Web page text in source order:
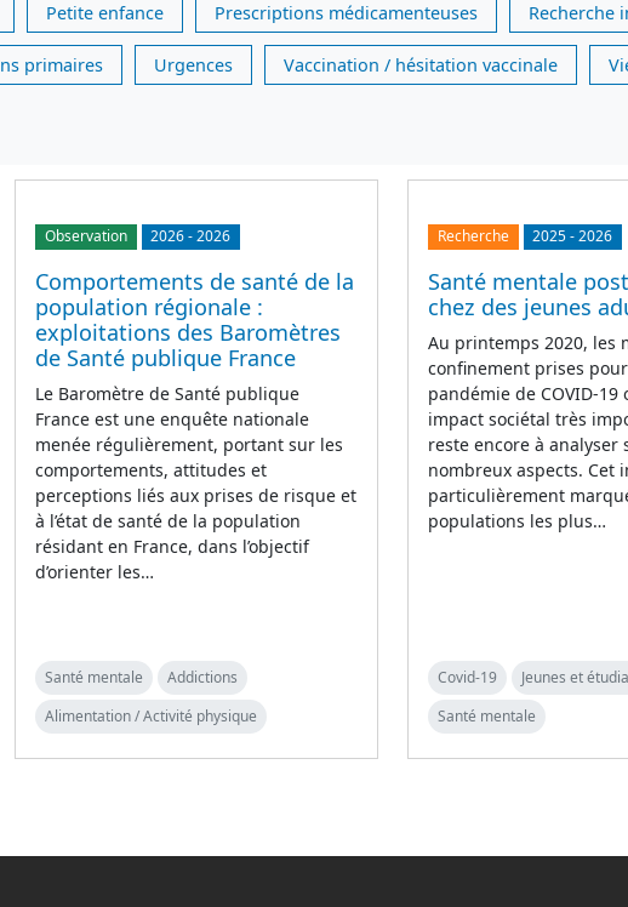
Petite enfance Prescriptions médicamenteuses Recherche
primaires Urgences Vaccination / hésitation vaccinale
Observation 2026-2026
Comportements de santé de la
population régionale :
exploitations des Baromètres
de Santé publique France
Le Baromètre de Santé publique
France est une enquête nationale
menée régulièrement, portant sur les
comportements, attitudes et
perceptions liés aux prises de risque et
à l’état de santé de la population
résidant en France, dans l’objectif
d’orienter les…
Santé mentale
Addictions
Alimentation / Activité physique
Recherche 2025-2026
Santé mentale
chez des jeunes
Au printemps 2020, les
confinement prises
pandémie de COVID-19
impact sociétal très
reste encore à analyser
nombreux aspects. Cet
particulièrement
populations les plus…
Covid-19
Jeunes et
Santé mentale